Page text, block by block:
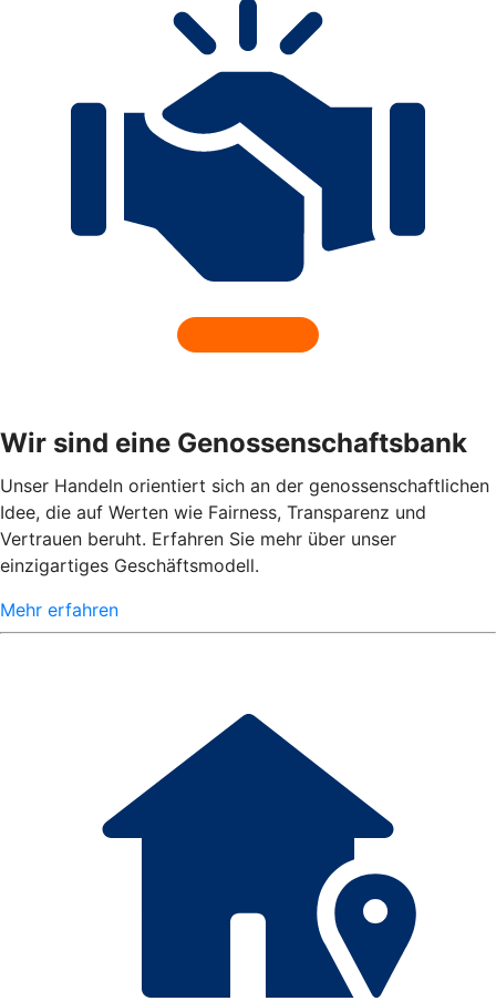
Wir sind eine Genossenschaftsbank
Unser Handeln orientiert sich an der genossenschaftlichen
Idee, die auf Werten wie Fairness, Transparenz und
Vertrauen beruht. Erfahren Sie mehr über unser
einzigartiges Geschäftsmodell.
Mehr erfahren